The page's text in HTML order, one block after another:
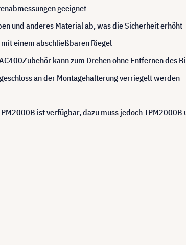
geeignet
und anderes Material ab, was die Sicherheit erhöht
einem abschließbaren Riegel
kann zum Drehen ohne Entfernen des
an der Montagehalterung verriegelt werden
ist verfügbar, dazu muss jedoch